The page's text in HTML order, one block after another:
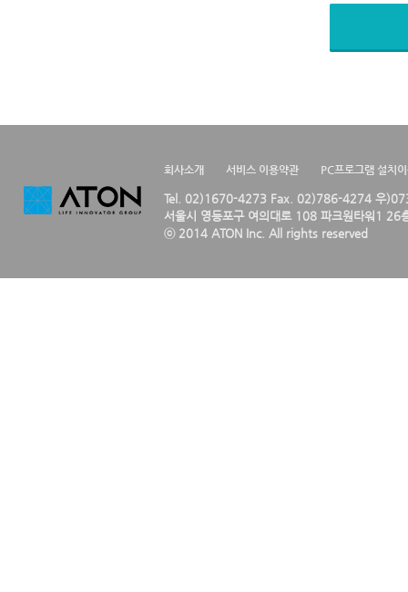
회사소개 서비스 이용약관 PC프로그램 설치
Tel. 02)1670-4273 Fax. 02)786-4274 우
서울시 영등포구 여의대로 108 파크원타워1 26
ⓒ 2014 ATON Inc. All rights reserved